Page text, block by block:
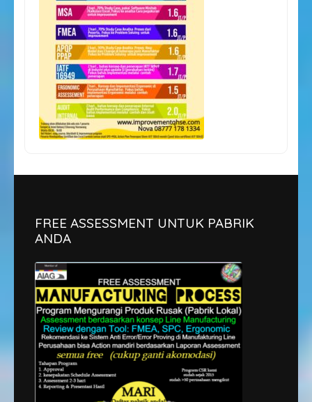
FREE ASSESSMENT UNTUK PABRIK
ANDA